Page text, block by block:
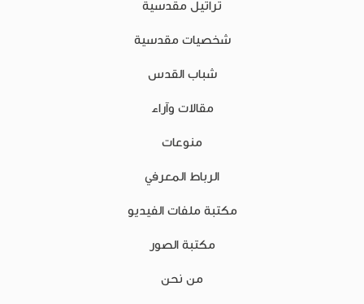
تراتيل مقدسية
شخصيات مقدسية
شباب القدس
مقالات وآراء
منوعات
الرباط المعرفي
مكتبة ملفات الفيديو
مكتبة الصور
من نحن